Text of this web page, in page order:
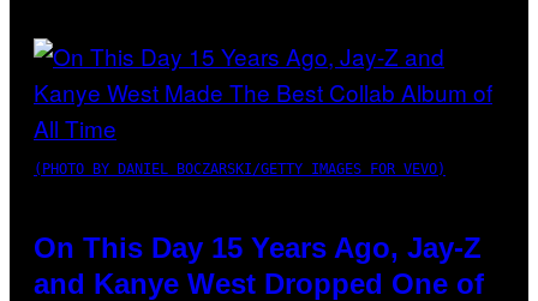
(PHOTO BY DANIEL BOCZARSKI/GETTY IMAGES FOR VEVO)
On This Day 15 Years Ago, Jay-Z
and Kanye West Dropped One of